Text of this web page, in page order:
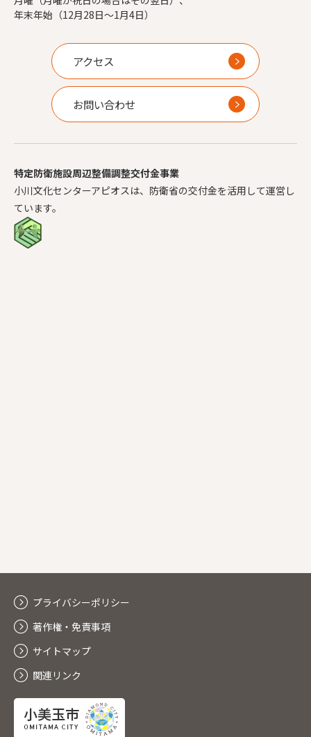
年末年始（12月28日～1月4日）
アクセス
お問い合わせ
特定防衛施設周辺整備調整交付金事業
小川文化センターアピオスは、防衛省の交付金を活用して運営し
ています。
プライバシーポリシー
著作権・免責事項
サイトマップ
関連リンク